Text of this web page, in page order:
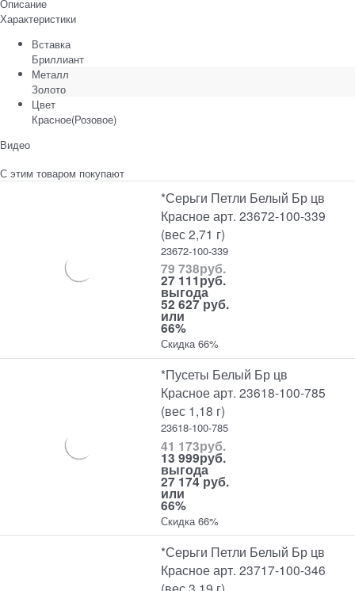
Описание
Характеристики
Вставка
Бриллиант
Металл
Золото
Цвет
Красное(Розовое)
Видео
С этим товаром покупают
*Серьги Петли Белый Бр цв
Красное арт. 23672-100-339
(вес 2,71 г)
23672-100-339
79 738руб.
27 111руб.
выгода
52 627 руб.
или
66%
Скидка 66%
*Пусеты Белый Бр цв
Красное арт. 23618-100-785
(вес 1,18 г)
23618-100-785
41 173руб.
13 999руб.
выгода
27 174 руб.
или
66%
Скидка 66%
*Серьги Петли Белый Бр цв
Красное арт. 23717-100-346